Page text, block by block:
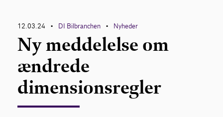
12.03.24 • DI Bilbranchen • Nyheder
Ny meddelelse om
ændrede
dimensionsregler